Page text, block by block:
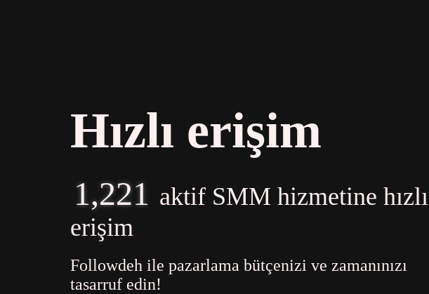
Hızlı erişim
1,221 aktif SMM hizmetine hızlı
erişim
Followdeh ile pazarlama bütçenizi ve zamanınızı
tasarruf edin!